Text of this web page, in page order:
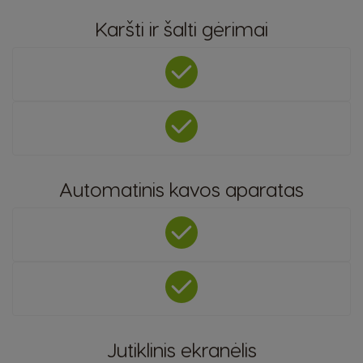
Karšti ir šalti gėrimai
Automatinis kavos aparatas
Jutiklinis ekranėlis